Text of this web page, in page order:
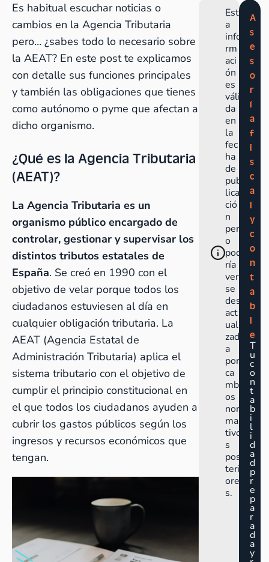
Es habitual escuchar noticias o
cambios en la Agencia Tributaria
pero… ¿sabes todo lo necesario sobre
la AEAT? En este post te explicamos
con detalle sus funciones principales
y también las obligaciones que tienes
como autónomo o pyme que afectan a
dicho organismo.
¿Qué es la Agencia Tributaria
(AEAT)?
La Agencia Tributaria es un
organismo público encargado de
controlar, gestionar y supervisar los
distintos tributos estatales de
España. Se creó en 1990 con el
objetivo de velar porque todos los
ciudadanos estuviesen al día en
cualquier obligación tributaria. La
AEAT (Agencia Estatal de
Administración Tributaria) aplica el
sistema tributario con el objetivo de
cumplir el principio constitucional en
el que todos los ciudadanos ayuden a
cubrir los gastos públicos según los
ingresos y recursos económicos que
tengan.
Est
a
info
rm
aci
ón
es
váli
da
en
la
fec
ha
de
pub
lica
ció
n
per
o
pod
ría
ver
se
des
act
uali
zad
a
por
ca
mbi
os
nor
ma
tivo
s
pos
teri
ore
s.
A
s
e
s
o
r
í
a
f
i
s
c
a
l
y
c
o
n
t
a
b
l
e
T
u
c
o
n
t
a
b
i
l
i
d
a
d
p
r
e
p
a
r
a
d
a
y